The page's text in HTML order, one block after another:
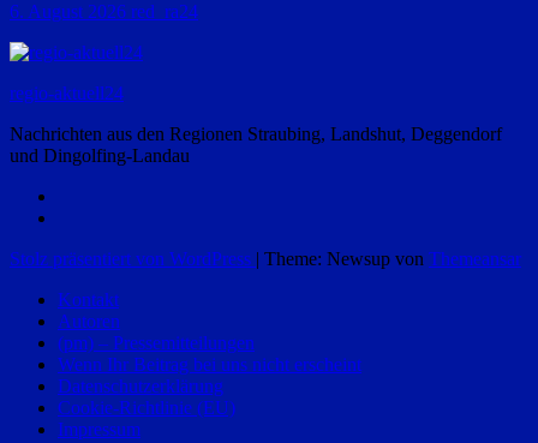
6. August 2026 red_ra24
regio-aktuell24
Nachrichten aus den Regionen Straubing, Landshut, Deggendorf
und Dingolfing-Landau
Stolz präsentiert von WordPress | Theme: Newsup von Themeansar
Kontakt
Autoren
(pm) – Pressemitteilungen
Wenn Ihr Beitrag bei uns nicht erscheint
Datenschutzerklärung
Cookie-Richtlinie (EU)
Impressum